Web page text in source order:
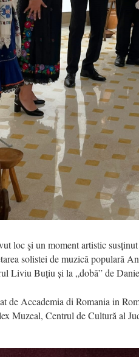
loc şi un moment artistic
solistei de muzică populară
Liviu Buțiu și la „dobă” de
de Accademia di Romania in
Muzeal, Centrul de Cultură al